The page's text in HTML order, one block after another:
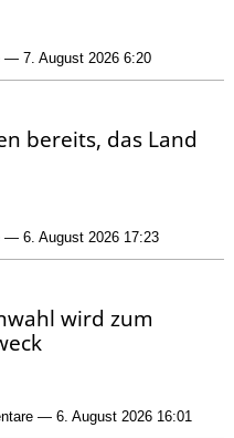
— 7. August 2026 6:20
bereits, das Land
— 6. August 2026 17:23
wird zum
— 6. August 2026 16:01